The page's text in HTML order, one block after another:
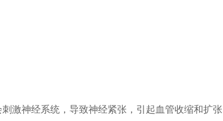
激神经系统，导致神经紧张，引起血管收缩和扩张